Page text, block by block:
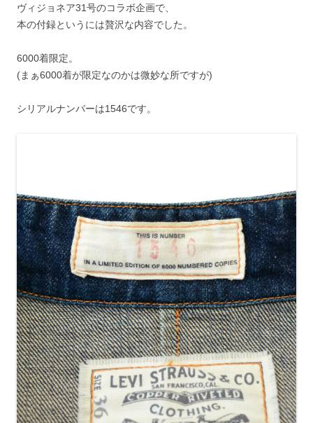
ヴィジョネア31号のコラボ企画で、
本の付録というには贅沢な内容でした。
6000着限定。
(まぁ6000着が限定なのかは微妙な所ですが)
シリアルナンバーは1546です。